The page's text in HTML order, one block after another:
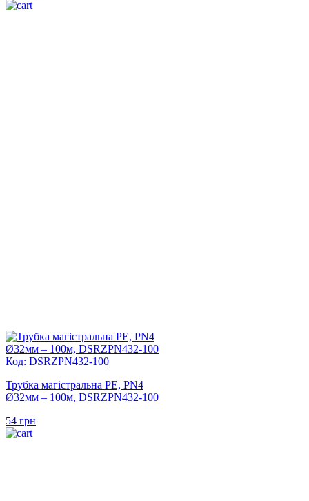
Код: DSRZPN432-100
Трубка магістральна PE, PN4
Ø32мм – 100м, DSRZPN432-100
54 грн